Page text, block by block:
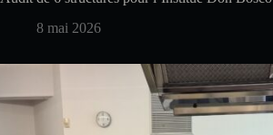
8 mai 2026